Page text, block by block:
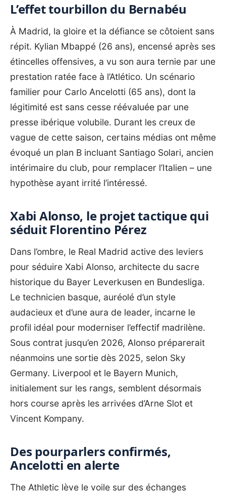
L’effet tourbillon du Bernabéu
À Madrid, la gloire et la défiance se côtoient sans
répit. Kylian Mbappé (26 ans), encensé après ses
étincelles offensives, a vu son aura ternie par une
prestation ratée face à l’Atlético. Un scénario
familier pour Carlo Ancelotti (65 ans), dont la
légitimité est sans cesse réévaluée par une
presse ibérique volubile. Durant les creux de
vague de cette saison, certains médias ont même
évoqué un plan B incluant Santiago Solari, ancien
intérimaire du club, pour remplacer l’Italien – une
hypothèse ayant irrité l’intéressé.
Xabi Alonso, le projet tactique qui
séduit Florentino Pérez
Dans l’ombre, le Real Madrid active des leviers
pour séduire Xabi Alonso, architecte du sacre
historique du Bayer Leverkusen en Bundesliga.
Le technicien basque, auréolé d’un style
audacieux et d’une aura de leader, incarne le
profil idéal pour moderniser l’effectif madrilène.
Sous contrat jusqu’en 2026, Alonso préparerait
néanmoins une sortie dès 2025, selon Sky
Germany. Liverpool et le Bayern Munich,
initialement sur les rangs, semblent désormais
hors course après les arrivées d’Arne Slot et
Vincent Kompany.
Des pourparlers confirmés,
Ancelotti en alerte
The Athletic lève le voile sur des échanges